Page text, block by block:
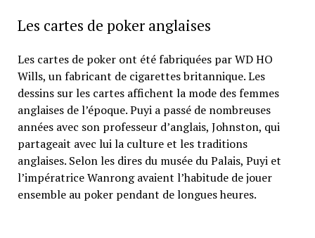
Les cartes de poker anglaises
Les cartes de poker ont été fabriquées par WD HO
Wills, un fabricant de cigarettes britannique. Les
dessins sur les cartes affichent la mode des femmes
anglaises de l’époque. Puyi a passé de nombreuses
années avec son professeur d’anglais, Johnston, qui
partageait avec lui la culture et les traditions
anglaises. Selon les dires du musée du Palais, Puyi et
l’impératrice Wanrong avaient l’habitude de jouer
ensemble au poker pendant de longues heures.